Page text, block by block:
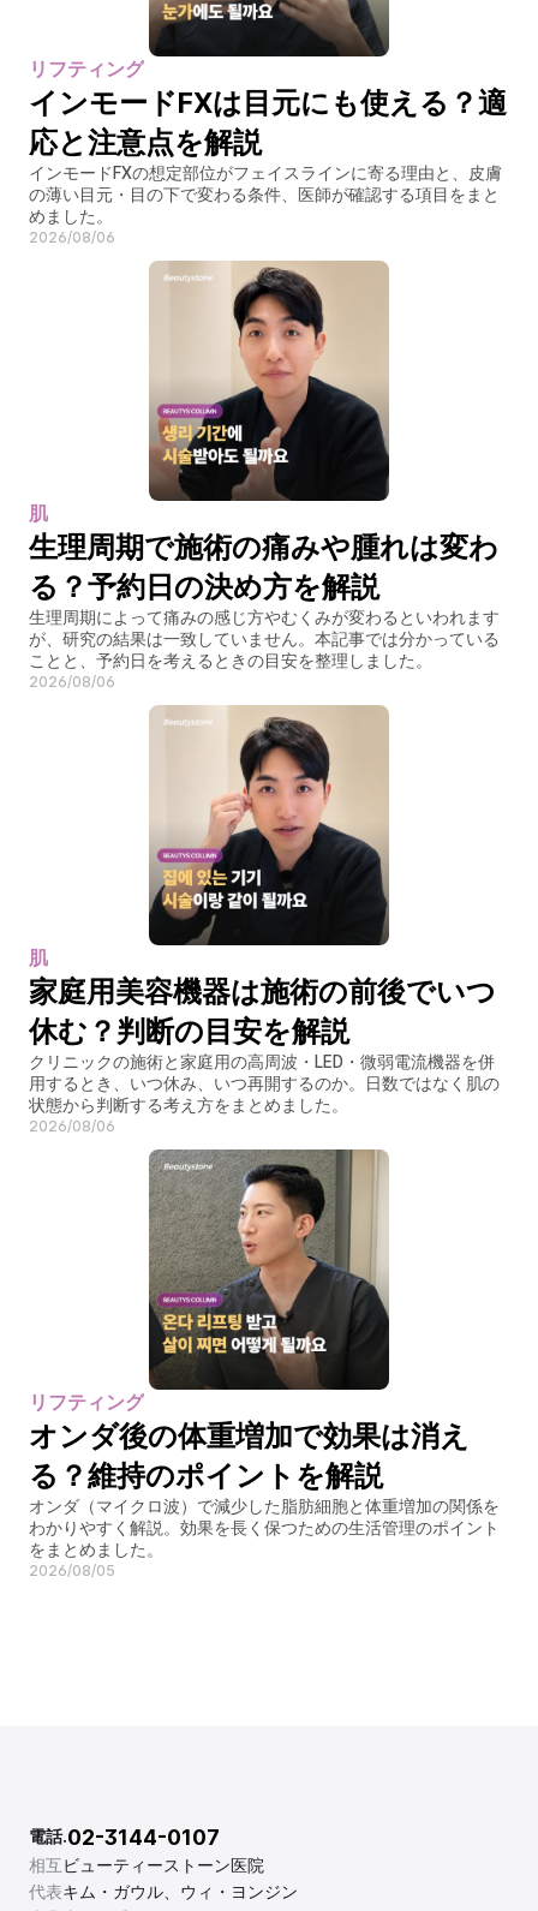
リフティング
インモードFXは目元にも使える？適
応と注意点を解説
インモードFXの想定部位がフェイスラインに寄る理由と、皮膚
の薄い目元・目の下で変わる条件、医師が確認する項目をまと
めました。
2026/08/06
肌
生理周期で施術の痛みや腫れは変わ
る？予約日の決め方を解説
生理周期によって痛みの感じ方やむくみが変わるといわれます
が、研究の結果は一致していません。本記事では分かっている
ことと、予約日を考えるときの目安を整理しました。
2026/08/06
肌
家庭用美容機器は施術の前後でいつ
休む？判断の目安を解説
クリニックの施術と家庭用の高周波・LED・微弱電流機器を併
用するとき、いつ休み、いつ再開するのか。日数ではなく肌の
状態から判断する考え方をまとめました。
2026/08/06
リフティング
オンダ後の体重増加で効果は消え
る？維持のポイントを解説
オンダ（マイクロ波）で減少した脂肪細胞と体重増加の関係を
わかりやすく解説。効果を長く保つための生活管理のポイント
をまとめました。
2026/08/05
相互ビューティーストーン医院
代表キム・ガウル、ウィ・ヨンジン
電話.02-3144-0107